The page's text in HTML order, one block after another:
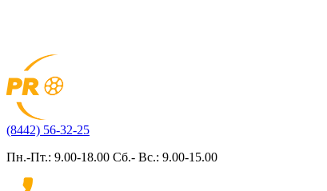
(8442) 56-32-25
Пн.-Пт.: 9.00-18.00 Сб.- Вс.: 9.00-15.00